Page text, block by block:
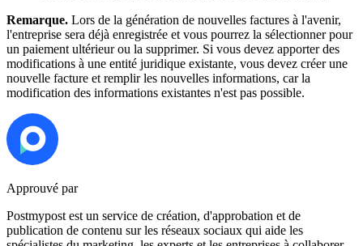
Remarque. Lors de la génération de nouvelles factures à l'avenir,
l'entreprise sera déjà enregistrée et vous pourrez la sélectionner pour
un paiement ultérieur ou la supprimer. Si vous devez apporter des
modifications à une entité juridique existante, vous devez créer une
nouvelle facture et remplir les nouvelles informations, car la
modification des informations existantes n'est pas possible.
Approuvé par
Postmypost est un service de création, d'approbation et de
publication de contenu sur les réseaux sociaux qui aide les